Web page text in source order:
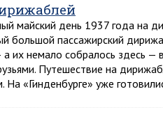
майский день 1937 года на
большой пассажирский
их немало собралось здесь —
Путешествие на
«Гинденбурге» уже